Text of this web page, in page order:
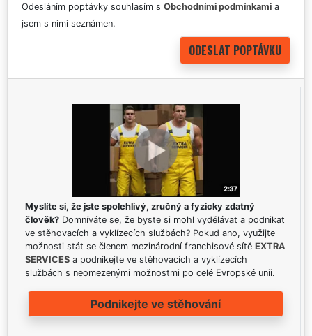
Odesláním poptávky souhlasím s Obchodními podmínkami a
jsem s nimi seznámen.
Myslíte si, že jste spolehlivý, zručný a fyzicky zdatný
člověk? Domníváte se, že byste si mohl vydělávat a podnikat
ve stěhovacích a vyklízecích službách? Pokud ano, využijte
možnosti stát se členem mezinárodní franchisové sítě EXTRA
SERVICES a podnikejte ve stěhovacích a vyklízecích
službách s neomezenými možnostmi po celé Evropské unii.
Podnikejte ve stěhování